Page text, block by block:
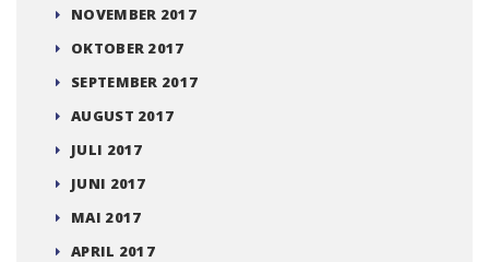
NOVEMBER 2017
OKTOBER 2017
SEPTEMBER 2017
AUGUST 2017
JULI 2017
JUNI 2017
MAI 2017
APRIL 2017